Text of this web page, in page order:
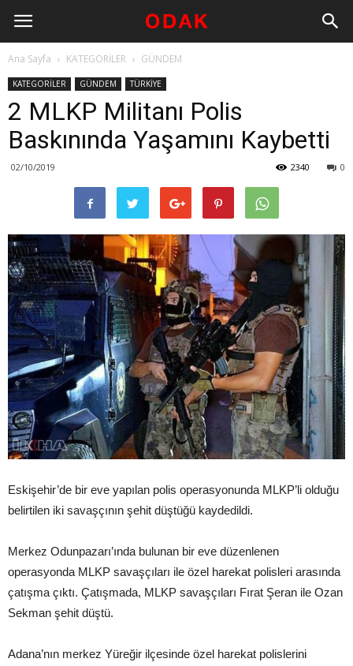
Ana Sayfa KATEGORİLER GÜNDEM
KATEGORİLER GÜNDEM TÜRKİYE
2 MLKP Militanı Polis
Baskınında Yaşamını Kaybetti
02/10/2019 0
2340
Eskişehir’de bir eve yapılan polis operasyonunda MLKP’li olduğu
belirtilen iki savaşçının şehit düştüğü kaydedildi.
Merkez Odunpazarı’ında bulunan bir eve düzenlenen
operasyonda MLKP savaşçıları ile özel harekat polisleri arasında
çatışma çıktı. Çatışmada, MLKP savaşçıları Fırat Şeran ile Ozan
Sekman şehit düştü.
Adana’nın merkez Yüreğir ilçesinde özel harekat polislerini